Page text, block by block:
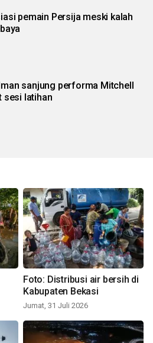
pemain Persija meski kalah
sanjung performa Mitchell
sesi latihan
Foto: Distribusi air bersih di
Kabupaten Bekasi
Jumat, 31 Juli 2026